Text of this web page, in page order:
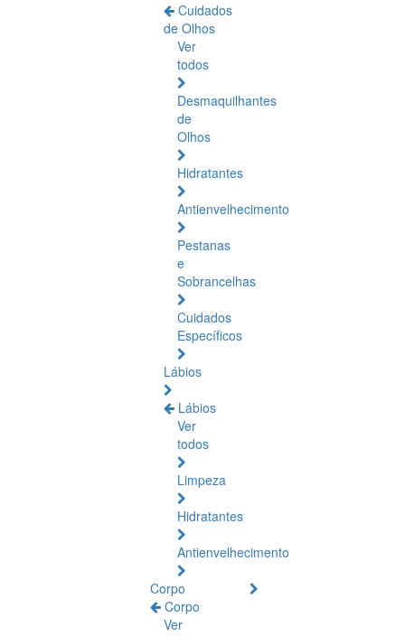
Cuidados
de Olhos
Ver
todos
Desmaquilhantes
de
Olhos
Hidratantes
Antienvelhecimento
Pestanas
e
Sobrancelhas
Cuidados
Específicos
Lábios
Lábios
Ver
todos
Limpeza
Hidratantes
Antienvelhecimento
Corpo
Corpo
Ver